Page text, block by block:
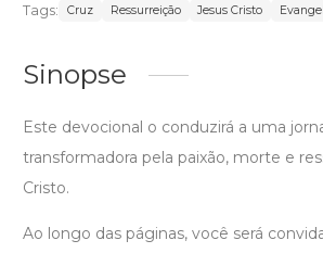
Tags: Cruz Ressurreição Jesus Cristo
Sinopse
Este devocional o conduzirá a uma
transformadora pela paixão, morte e
Cristo.
Ao longo das páginas, você será